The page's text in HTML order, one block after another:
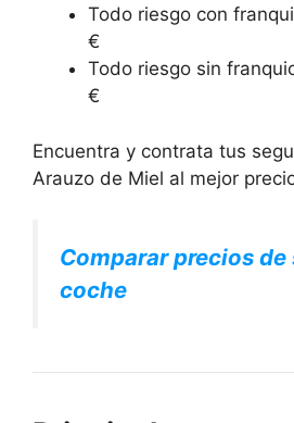
Todo riesgo con
€
Todo riesgo sin
€
Encuentra y contrata tus
Arauzo de Miel al mejor
Comparar precios de
coche